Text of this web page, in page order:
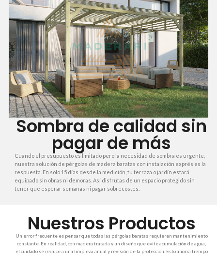
Sombra de calidad sin
pagar de más
Cuando el presupuesto es limitado pero la necesidad de sombra es urgente,
nuestra solución de pérgolas de madera baratas con instalación exprés es la
respuesta. En solo 15 días desde la medición, tu terraza o jardín estará
equipado sin obras ni demoras. Así disfrutas de un espacio protegido sin
tener que esperar semanas ni pagar sobrecostes.
Nuestros Productos
Un error frecuente es pensar que todas las pérgolas baratas requieren mantenimiento
constante. En realidad, con madera tratada y un diseño que evite acumulación de agua,
el cuidado se reduce a una limpieza anual y revisión de la protección. Esto ahorra tiempo